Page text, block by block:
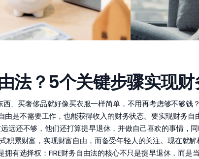
法？5个关键步骤实现
、买奢侈品就好像买衣服一样简单，不用再考虑够不够
是不需要工作，也能获得收入的财务状态。要实现财务
远还不够，他们还打算提早退休，并做自己喜欢的事情，
积累财富，实现财富自由，而备受年轻人的关注。现在就
拥有选择权：FIRE财务自由法的核心不只是提早退休，而